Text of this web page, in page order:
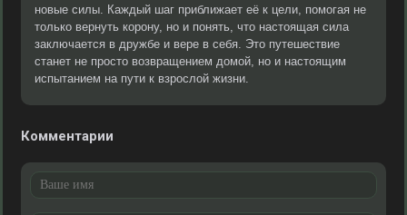
новые силы. Каждый шаг приближает её к цели, помогая не
только вернуть корону, но и понять, что настоящая сила
заключается в дружбе и вере в себя. Это путешествие
станет не просто возвращением домой, но и настоящим
испытанием на пути к взрослой жизни.
Комментарии